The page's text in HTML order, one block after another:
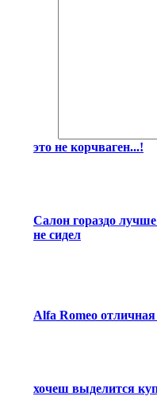
это не корчваген...!
Салон гораздо
не сидел
Alfa Romeo
хочеш выделится